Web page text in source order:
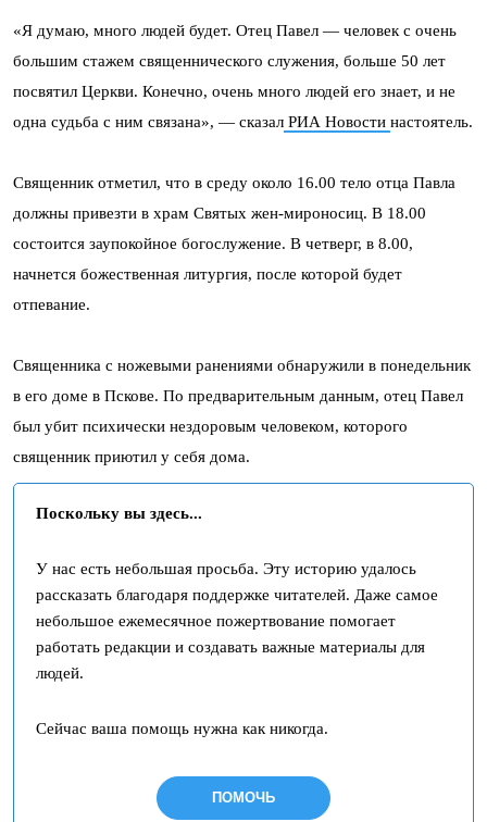
«Я думаю, много людей будет. Отец Павел — человек с очень
большим стажем священнического служения, больше 50 лет
посвятил Церкви. Конечно, очень много людей его знает, и не
одна судьба с ним связана», — сказал РИА Новости настоятель.
Священник отметил, что в среду около 16.00 тело отца Павла
должны привезти в храм Святых жен-мироносиц. В 18.00
состоится заупокойное богослужение. В четверг, в 8.00,
начнется божественная литургия, после которой будет
отпевание.
Священника с ножевыми ранениями обнаружили в понедельник
в его доме в Пскове. По предварительным данным, отец Павел
был убит психически нездоровым человеком, которого
священник приютил у себя дома.
Поскольку вы здесь...
У нас есть небольшая просьба. Эту историю удалось
рассказать благодаря поддержке читателей. Даже самое
небольшое ежемесячное пожертвование помогает
работать редакции и создавать важные материалы для
людей.
Сейчас ваша помощь нужна как никогда.
ПОМОЧЬ